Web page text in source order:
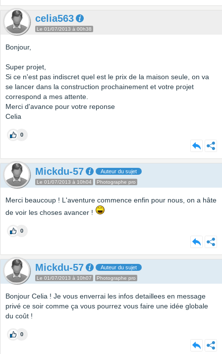
celia563
Le 01/07/2013 à 00h38
Bonjour,
Super projet,
Si ce n'est pas indiscret quel est le prix de la maison seule, on va
se lancer dans la construction prochainement et votre projet
correspond a mes attente.
Merci d'avance pour votre reponse
Celia
0
Mickdu-57 Auteur du sujet
Le 01/07/2013 à 10h04 Photographe pro
Merci beaucoup ! L'aventure commence enfin pour nous, on a hâte
de voir les choses avancer !
0
Mickdu-57 Auteur du sujet
Le 01/07/2013 à 10h07 Photographe pro
Bonjour Celia ! Je vous enverrai les infos detaillees en message
privé ce soir comme ça vous pourrez vous faire une idée globale
du coût !
0